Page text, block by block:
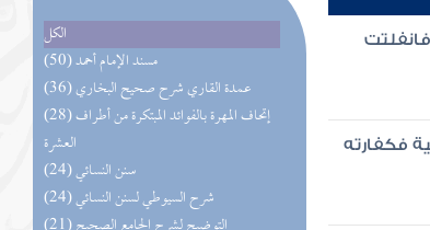
الكل
(50) مسند الإمام أحمد
(36) عمدة القاري شرح صحيح البخاري
(28) إتحاف المهرة بالفوائد المبتكرة من أطراف
العشرة
(24) سنن النسائي
(24) شرح السيوطي لسنن النسائي
فكفارته